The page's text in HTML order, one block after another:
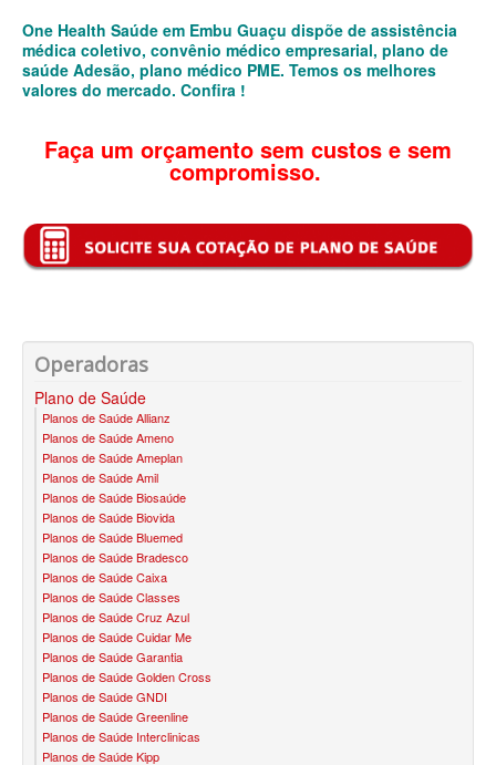
SANTA HELENA PLANO DE SAÚDE FAMILIAR
SANTARIS PLANO DE SAÚDE FAMILIAR
SÃO MIGUEL PLANO DE SAÚDE FAMILIAR
STA CASA MAUÁ PLANO DE SAÚDE FAMILIAR
TOTAL MEDCARE PLANO DE SAÚDE FAMILIAR
ÚNICA PLANO DE SAÚDE FAMILIAR
UNIMED GUARULHOS PLANO DE SAÚDE FAMILIAR
CLASSES PLANO DE SAÚDE FAMILIAR
PLANO DE SAÚDE INFANTIL
BIOVIDA PLANO DE SAÚDE INFANTIL
BLUE MED PLANO DE SAÚDE INFANTIL
CLASSES PLANO DE SAÚDE INFANTIL
CUIDAR ME PLANO DE SAÚDE INFANTIL
One Health Saúde em Embu Guaçu dispõe de assistência
médica coletivo, convênio médico empresarial, plano de
saúde Adesão, plano médico PME. Temos os melhores
valores do mercado. Confira !
Faça um orçamento sem custos e sem
compromisso.
Operadoras
Plano de Saúde
Planos de Saúde Allianz
Planos de Saúde Ameno
Planos de Saúde Ameplan
Planos de Saúde Amil
Planos de Saúde Biosaúde
Planos de Saúde Biovida
Planos de Saúde Bluemed
Planos de Saúde Bradesco
Planos de Saúde Caixa
Planos de Saúde Classes
Planos de Saúde Cruz Azul
Planos de Saúde Cuidar Me
Planos de Saúde Garantia
Planos de Saúde Golden Cross
Planos de Saúde GNDI
Planos de Saúde Greenline
Planos de Saúde Interclinicas
Planos de Saúde Kipp